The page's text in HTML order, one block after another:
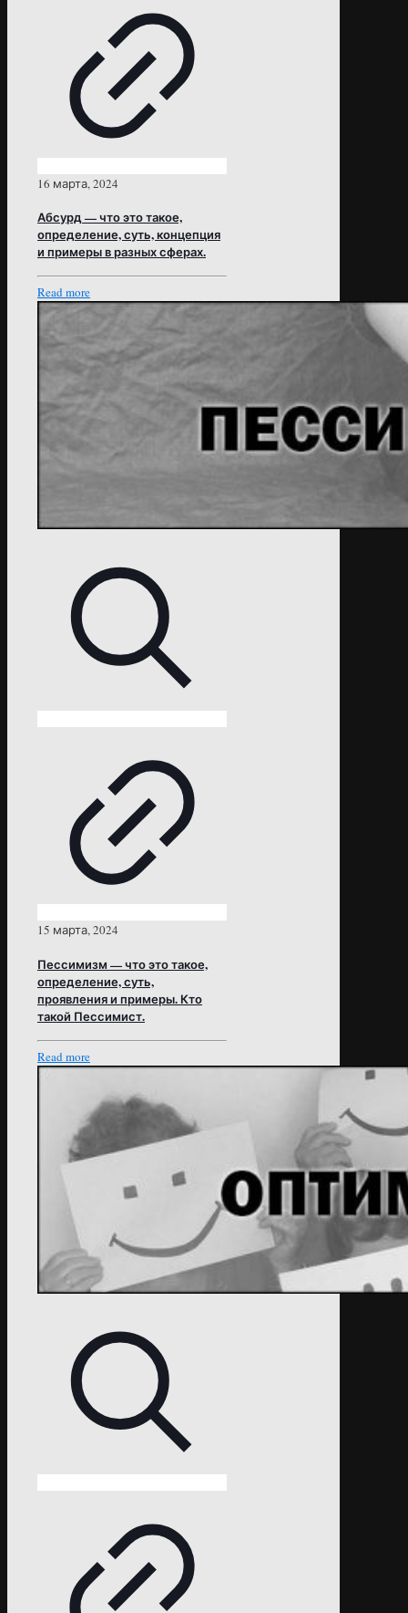
16 марта, 2024
Абсурд — что это такое,
определение, суть, концепция
и примеры в разных сферах.
Read more
15 марта, 2024
Пессимизм — что это такое,
определение, суть,
проявления и примеры. Кто
такой Пессимист.
Read more